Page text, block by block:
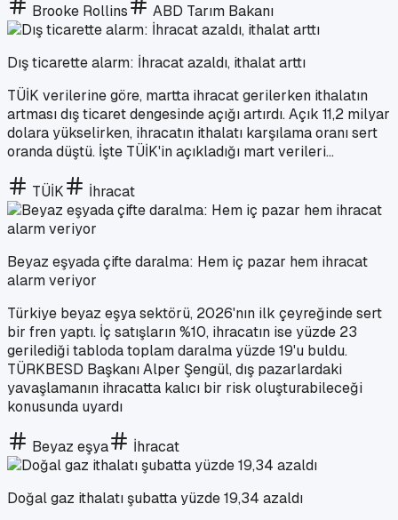
Brooke Rollins ABD Tarım Bakanı
Dış ticarette alarm: İhracat azaldı, ithalat arttı
TÜİK verilerine göre, martta ihracat gerilerken ithalatın
artması dış ticaret dengesinde açığı artırdı. Açık 11,2 milyar
dolara yükselirken, ihracatın ithalatı karşılama oranı sert
oranda düştü. İşte TÜİK'in açıkladığı mart verileri...
TÜİK İhracat
Beyaz eşyada çifte daralma: Hem iç pazar hem ihracat
alarm veriyor
Türkiye beyaz eşya sektörü, 2026'nın ilk çeyreğinde sert
bir fren yaptı. İç satışların %10, ihracatın ise yüzde 23
gerilediği tabloda toplam daralma yüzde 19'u buldu.
TÜRKBESD Başkanı Alper Şengül, dış pazarlardaki
yavaşlamanın ihracatta kalıcı bir risk oluşturabileceği
konusunda uyardı
Beyaz eşya İhracat
Doğal gaz ithalatı şubatta yüzde 19,34 azaldı